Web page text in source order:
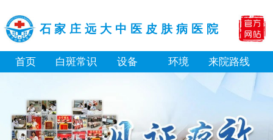
石家庄远大中医皮肤病医院
首页 白斑常识 设备 环境 来院路线